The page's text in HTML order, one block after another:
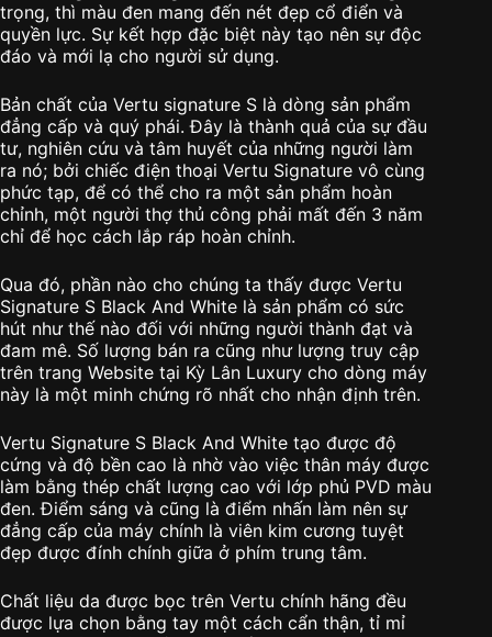
trọng, thì màu đen mang đến nét đẹp cổ điển và
quyền lực. Sự kết hợp đặc biệt này tạo nên sự độc
đáo và mới lạ cho người sử dụng.
Bản chất của Vertu signature S là dòng sản phẩm
đẳng cấp và quý phái. Đây là thành quả của sự đầu
tư, nghiên cứu và tâm huyết của những người làm
ra nó; bởi chiếc điện thoại Vertu Signature vô cùng
phức tạp, để có thể cho ra một sản phẩm hoàn
chỉnh, một người thợ thủ công phải mất đến 3 năm
chỉ để học cách lắp ráp hoàn chỉnh.
Qua đó, phần nào cho chúng ta thấy được Vertu
Signature S Black And White là sản phẩm có sức
hút như thế nào đối với những người thành đạt và
đam mê. Số lượng bán ra cũng như lượng truy cập
trên trang Website tại Kỳ Lân Luxury cho dòng máy
này là một minh chứng rõ nhất cho nhận định trên.
Vertu Signature S Black And White tạo được độ
cứng và độ bền cao là nhờ vào việc thân máy được
làm bằng thép chất lượng cao với lớp phủ PVD màu
đen. Điểm sáng và cũng là điểm nhấn làm nên sự
đẳng cấp của máy chính là viên kim cương tuyệt
đẹp được đính chính giữa ở phím trung tâm.
Chất liệu da được bọc trên Vertu chính hãng đều
được lựa chọn bằng tay một cách cẩn thận, tỉ mỉ